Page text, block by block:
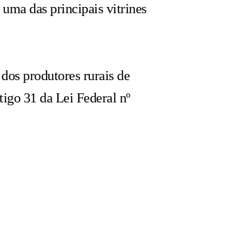
uma das principais vitrines
produtores rurais de
31 da Lei Federal nº